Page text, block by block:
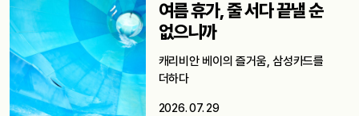
여름 휴가, 줄 서다 끝낼 순
없으니까
캐리비안 베이의 즐거움, 삼성카드를
더하다
2026. 07. 29